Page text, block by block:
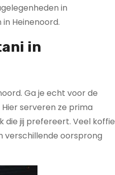
in
Heinenoord.
in
Ga je echt voor de
serveren ze prima
die jij prefereert. Veel koffie
verschillende oorsprong